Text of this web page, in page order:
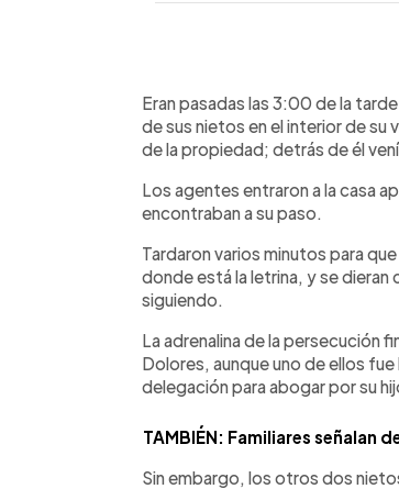
► Escuchar artículo
Eran pasadas las 3:00 de la
de sus nietos en el interior de su
de la propiedad; detrás de él
Los agentes entraron a la casa
encontraban a su paso.
Tardaron varios minutos para
donde está la letrina, y se dieran
siguiendo.
La adrenalina de la persecución
Dolores, aunque uno de ellos
delegación para abogar por su
TAMBIÉN: Familiares señalan
Sin embargo, los otros dos